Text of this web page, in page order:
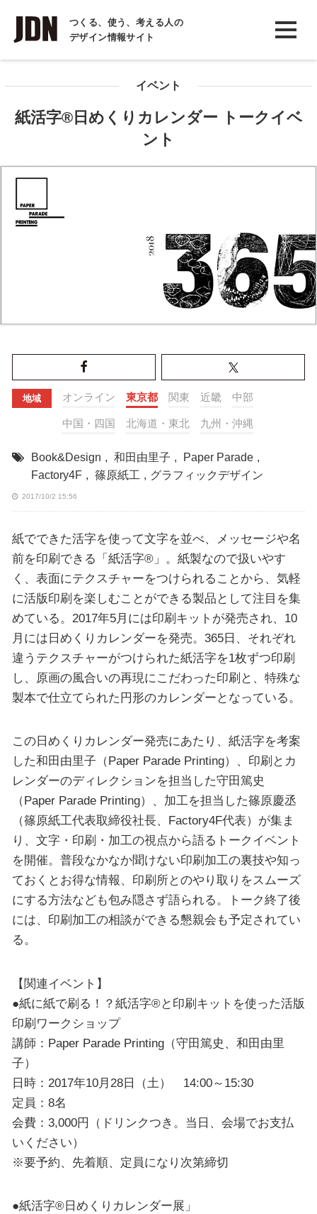
つくる、使う、考える人の
デザイン情報サイト
INTERVIEW
インタビュー
イベント
紙活字®日めくりカレンダー トークイベ
ント
地域 オンライン 東京都 関東 近畿 中部
中国・四国 北海道・東北 九州・沖縄
Book&Design , 和田由里子 , Paper Parade ,
Factory4F , 篠原紙工 , グラフィックデザイン
2017/10/2 15:56
紙でできた活字を使って文字を並べ、メッセージや名
前を印刷できる「紙活字®」。紙製なので扱いやす
く、表面にテクスチャーをつけられることから、気軽
に活版印刷を楽しむことができる製品として注目を集
めている。2017年5月には印刷キットが発売され、10
月には日めくりカレンダーを発売。365日、それぞれ
違うテクスチャーがつけられた紙活字を1枚ずつ印刷
し、原画の風合いの再現にこだわった印刷と、特殊な
製本で仕立てられた円形のカレンダーとなっている。
この日めくりカレンダー発売にあたり、紙活字を考案
した和田由里子（Paper Parade Printing）、印刷とカ
レンダーのディレクションを担当した守田篤史
（Paper Parade Printing）、加工を担当した篠原慶丞
（篠原紙工代表取締役社長、Factory4F代表）が集ま
り、文字・印刷・加工の視点から語るトークイベント
を開催。普段なかなか聞けない印刷加工の裏技や知っ
ておくとお得な情報、印刷所とのやり取りをスムーズ
にする方法なども包み隠さず語られる。トーク終了後
には、印刷加工の相談ができる懇親会も予定されてい
る。
【関連イベント】
●紙に紙で刷る！？紙活字®と印刷キットを使った活版
印刷ワークショップ
講師：Paper Parade Printing（守田篤史、和田由里
子）
日時：2017年10月28日（土） 14:00～15:30
定員：8名
会費：3,000円（ドリンクつき。当日、会場でお支払
いください）
※要予約、先着順、定員になり次第締切
●紙活字®日めくりカレンダー展」